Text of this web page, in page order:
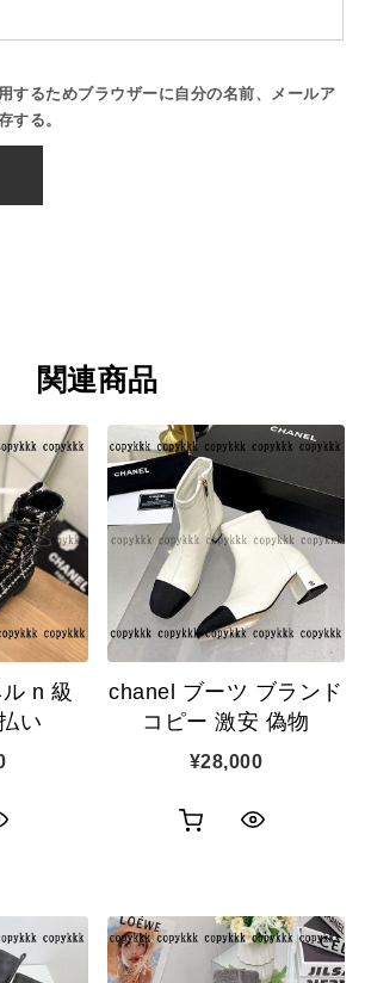
するためブラウザーに自分の名前、メールア
する。
関連商品
n 級
い
chanel ブーツ ブランド
コピー 激安 偽物
¥28,000